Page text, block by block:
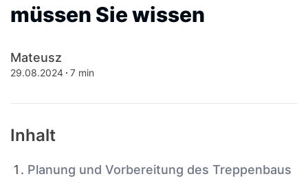
müssen Sie wissen
Mateusz
29.08.2024 7 min
Inhalt
Planung und Vorbereitung des Treppenbaus